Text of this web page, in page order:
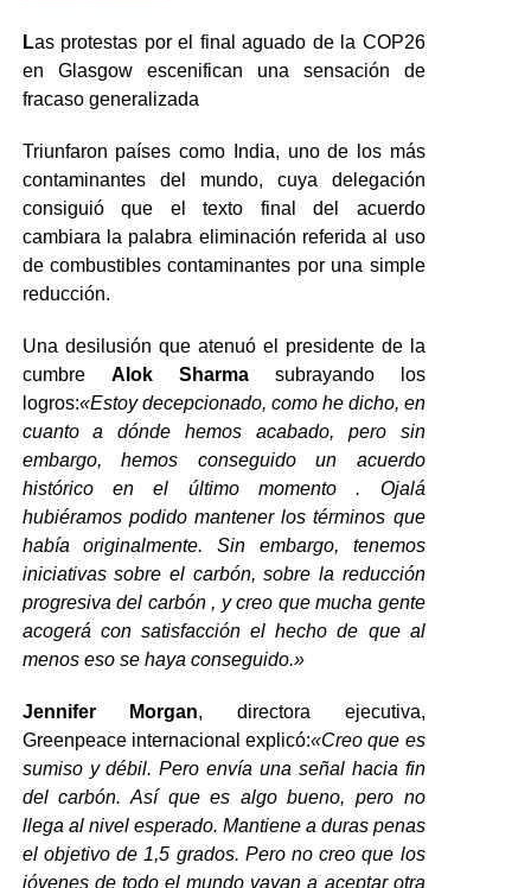
Las protestas por el final aguado de la COP26
en Glasgow escenifican una sensación de
fracaso generalizada
Triunfaron países como India, uno de los más
contaminantes del mundo, cuya delegación
consiguió que el texto final del acuerdo
cambiara la palabra eliminación referida al uso
de combustibles contaminantes por una simple
reducción.
Una desilusión que atenuó el presidente de la
cumbre Alok Sharmasubrayando los
logros:«Estoy decepcionado, como he dicho, en
cuanto a dónde hemos acabado, pero sin
embargo, hemos conseguido un acuerdo
histórico en el último momento . Ojalá
hubiéramos podido mantener los términos que
había originalmente. Sin embargo, tenemos
iniciativas sobre el carbón, sobre la reducción
progresiva del carbón , y creo que mucha gente
acogerá con satisfacción el hecho de que al
menos eso se haya conseguido.»
Jennifer Morgan, directora ejecutiva,
Greenpeace internacional explicó:«Creo que es
sumiso y débil. Pero envía una señal hacia fin
del carbón. Así que es algo bueno, pero no
llega al nivel esperado. Mantiene a duras penas
el objetivo de 1,5 grados. Pero no creo que los
jóvenes de todo el mundo vayan a aceptar otra